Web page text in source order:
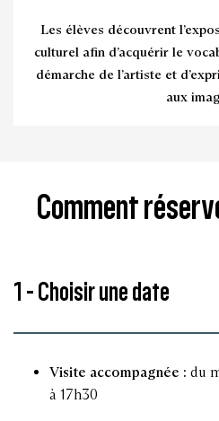
Les élèves découvrent
culturel afin d’acquérir le
démarche de l’artiste et
aux
Comment
1 - Choisir une date
Visite accompagnée : du
à 17h30